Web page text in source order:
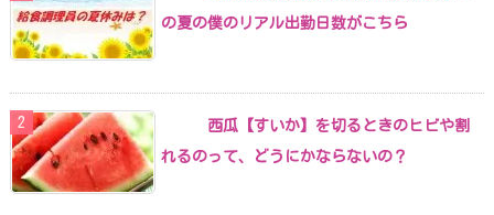
の夏の僕のリアル出勤日数がこちら
西瓜【すいか】を切るときのヒビや割
れるのって、どうにかならないの？